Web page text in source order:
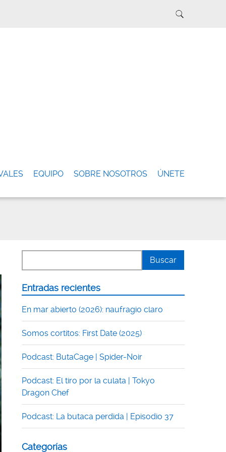
EQUIPO SOBRE NOSOTROS ÚNETE
Entradas recientes
En mar abierto (2026): naufragio claro
Somos cortitos: First Date (2025)
Podcast: ButaCage | Spider-Noir
Podcast: El tiro por la culata | Tokyo
Dragon Chef
Podcast: La butaca perdida | Episodio 37
Categorías